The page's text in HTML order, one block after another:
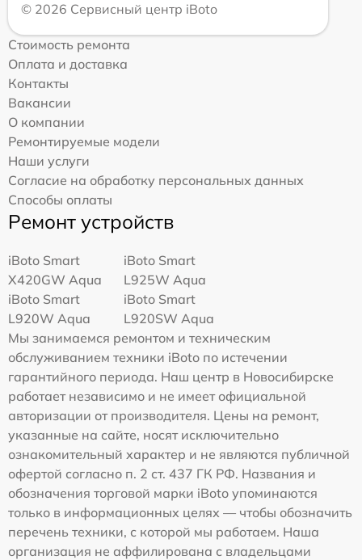
© 2026 Сервисный центр iBoto
Стоимость ремонта
Оплата и доставка
Контакты
Вакансии
О компании
Ремонтируемые модели
Наши услуги
Согласие на обработку персональных данных
Способы оплаты
Ремонт устройств
iBoto Smart
Х420GW Aqua
iBoto Smart
L925W Aqua
iBoto Smart
L920W Aqua
iBoto Smart
L920SW Aqua
Мы занимаемся ремонтом и техническим
обслуживанием техники iBoto по истечении
гарантийного периода. Наш центр в Новосибирске
работает независимо и не имеет официальной
авторизации от производителя. Цены на ремонт,
указанные на сайте, носят исключительно
ознакомительный характер и не являются публичной
офертой согласно п. 2 ст. 437 ГК РФ. Названия и
обозначения торговой марки iBoto упоминаются
только в информационных целях — чтобы обозначить
перечень техники, с которой мы работаем. Наша
организация не аффилирована с владельцами